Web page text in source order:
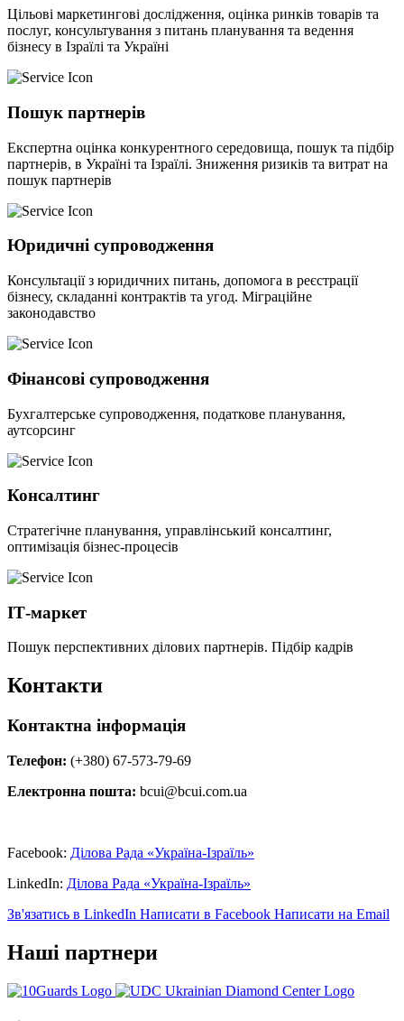
Цільові маркетингові дослідження, оцінка ринків товарів та
послуг, консультування з питань планування та ведення
бізнесу в Ізраїлі та Україні
Пошук партнерів
Експертна оцінка конкурентного середовища, пошук та підбір
партнерів, в Україні та Ізраїлі. Зниження ризиків та витрат на
пошук партнерів
Юридичні супроводження
Консультації з юридичних питань, допомога в реєстрації
бізнесу, складанні контрактів та угод. Міграційне
законодавство
Фінансові супроводження
Бухгалтерське супроводження, податкове планування,
аутсорсинг
Консалтинг
Стратегічне планування, управлінський консалтинг,
оптимізація бізнес-процесів
ІТ-маркет
Пошук перспективних ділових партнерів. Підбір кадрів
Контакти
Контактна інформація
Телефон: (+380) 67-573-79-69
Електронна пошта: bcui@bcui.com.ua
Facebook: Ділова Рада «Україна-Ізраїль»
LinkedIn: Ділова Рада «Україна-Ізраїль»
Зв'язатись в LinkedIn Написати в Facebook Написати на Email
Наші партнери